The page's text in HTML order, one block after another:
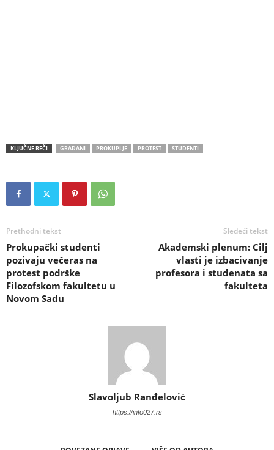
KLJUČNE REČI GRAĐANI PROKUPLJE PROTEST STUDENTI
Prethodni tekst
Prokupački studenti
pozivaju večeras na
protest podrške
Filozofskom fakultetu u
Novom Sadu
Sledeći tekst
Akademski plenum: Cilj
vlasti je izbacivanje
profesora i studenata sa
fakulteta
Slavoljub Ranđelović
https://info027.rs